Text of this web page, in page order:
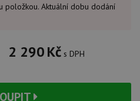
položkou. Aktuální dobu dodání
2 290Kč s DPH